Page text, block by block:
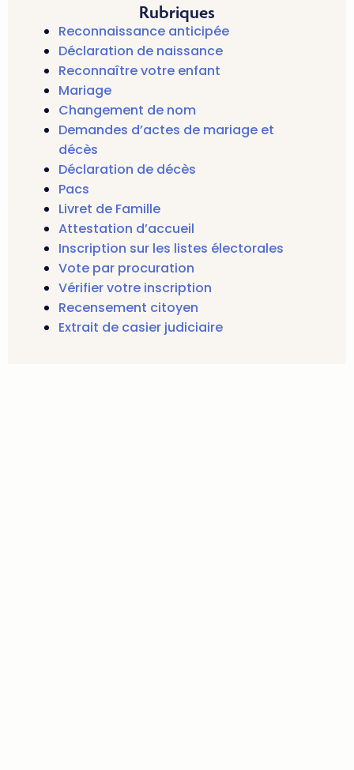
Rubriques
Reconnaissance anticipée
Déclaration de naissance
Reconnaître votre enfant
Mariage
Changement de nom
Demandes d’actes de mariage et
décès
Déclaration de décès
Pacs
Livret de Famille
Attestation d’accueil
Inscription sur les listes électorales
Vote par procuration
Vérifier votre inscription
Recensement citoyen
Extrait de casier judiciaire